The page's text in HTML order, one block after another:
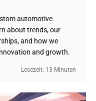
automotive
about trends, our
and how we
and growth.
Lesezeit: 13 Minuten